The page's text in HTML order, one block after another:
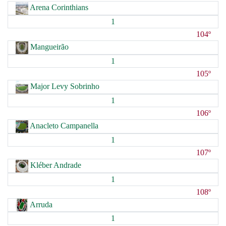
Arena Corinthians
1
104º
Mangueirão
1
105º
Major Levy Sobrinho
1
106º
Anacleto Campanella
1
107º
Kléber Andrade
1
108º
Arruda
1